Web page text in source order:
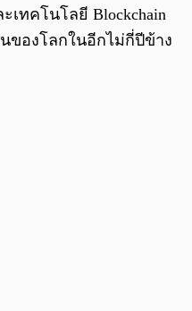
เทคโนโลยี Blockchain
ของโลกในอีกไม่กี่ปีข้าง